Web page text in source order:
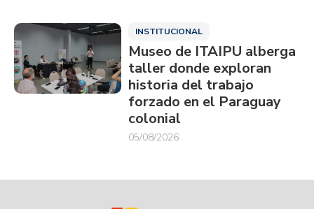
INSTITUCIONAL
Museo de ITAIPU alberga
taller donde exploran
historia del trabajo
forzado en el Paraguay
colonial
05/08/2026